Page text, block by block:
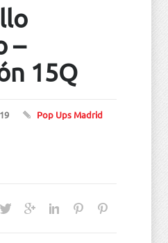
–
15Q
Pop Ups Madrid